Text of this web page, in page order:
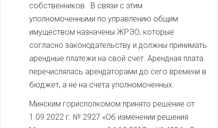
собственников. В связи с этим
уполномоченными по управлению общим
имуществом назначены ЖРЭО, которые
согласно законодательству и должны принимать
арендные платежи на свой счет. Арендная плата
перечислялась арендаторами до сего времени в
бюджет, а не на счета уполномоченных.
Минским горисполкомом принято решение от
1.09.2022 г. № 2927 «Об изменении решения